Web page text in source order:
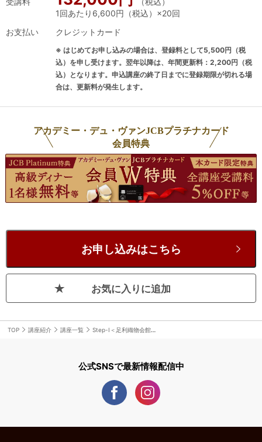
1回あたり6,600円（税込）×20回
お支払い
クレジットカード
※ はじめてお申し込みの場合は、登録料として5,500円（税
込）を申し受けます。翌年以降は、年間更新料：2,200円（税
込）となります。申込講座の終了日までに登録期限が切れる場
合は、更新料が発生します。
アカデミー・デュ・ヴァンJCBプラチナカード
会員特典
お気に入りに追加
お申し込みはこちら
TOP 講座紹介 講座一覧 Step-Ⅰ＜足利織物会館教室＞10月スタート
公式SNSで最新情報配信中